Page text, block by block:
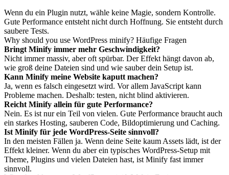
Wenn du ein Plugin nutzt, wähle keine Magie, sondern Kontrolle.
Gute Performance entsteht nicht durch Hoffnung. Sie entsteht durch
saubere Tests.
Why should you use WordPress minify? Häufige Fragen
Bringt Minify immer mehr Geschwindigkeit?
Nicht immer massiv, aber oft spürbar. Der Effekt hängt davon ab,
wie groß deine Dateien sind und wie sauber dein Setup ist.
Kann Minify meine Website kaputt machen?
Ja, wenn es falsch eingesetzt wird. Vor allem JavaScript kann
Probleme machen. Deshalb: testen, nicht blind aktivieren.
Reicht Minify allein für gute Performance?
Nein. Es ist nur ein Teil von vielen. Gute Performance braucht auch
ein starkes Hosting, sauberen Code, Bildoptimierung und Caching.
Ist Minify für jede WordPress-Seite sinnvoll?
In den meisten Fällen ja. Wenn deine Seite kaum Assets lädt, ist der
Effekt kleiner. Wenn du aber ein typisches WordPress-Setup mit
Theme, Plugins und vielen Dateien hast, ist Minify fast immer
sinnvoll.